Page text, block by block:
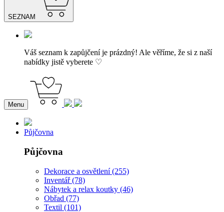
SEZNAM
Váš seznam k zapůjčení je prázdný! Ale věříme, že si z naší
nabídky jistě vyberete ♡
Menu
Půjčovna
Půjčovna
Dekorace a osvětlení (255)
Inventář (78)
Nábytek a relax koutky (46)
Obřad (77)
Textil (101)